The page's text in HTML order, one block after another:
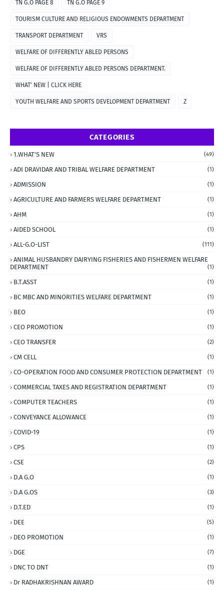
TN G.O PAGE 8 TN G.O PAGE 9
TOURISM CULTURE AND RELIGIOUS ENDOWMENTS DEPARTMENT
TRANSPORT DEPARTMENT VRS
WELFARE OF DIFFERENTLY ABLED PERSONS
WELFARE OF DIFFERENTLY ABLED PERSONS DEPARTMENT.
WHAT' NEW | CLICK HERE
YOUTH WELFARE AND SPORTS DEVELOPMENT DEPARTMENT Z
CATEGORIES
1.WHAT'S NEW (49)
ADI DRAVIDAR AND TRIBAL WELFARE DEPARTMENT (1)
ADMISSION (1)
AGRICULTURE AND FARMERS WELFARE DEPARTMENT (1)
AHM (1)
AIDED SCHOOL (1)
ALL-G.O-LIST (111)
ANIMAL HUSBANDRY DAIRYING FISHERIES AND FISHERMEN WELFARE
DEPARTMENT
(1)
B.T.ASST (1)
BC MBC AND MINORITIES WELFARE DEPARTMENT (1)
BEO (1)
CEO PROMOTION (1)
CEO TRANSFER (2)
CM CELL (1)
CO-OPERATION FOOD AND CONSUMER PROTECTION DEPARTMENT (1)
COMMERCIAL TAXES AND REGISTRATION DEPARTMENT (1)
COMPUTER TEACHERS (1)
CONVEYANCE ALLOWANCE (1)
COVID-19 (1)
CPS (1)
CSE (2)
D.A G.O (1)
D.A G.OS (3)
D.T.ED (1)
DEE (5)
DEO PROMOTION (1)
DGE (7)
DNC TO DNT (1)
Dr RADHAKRISHNAN AWARD (1)